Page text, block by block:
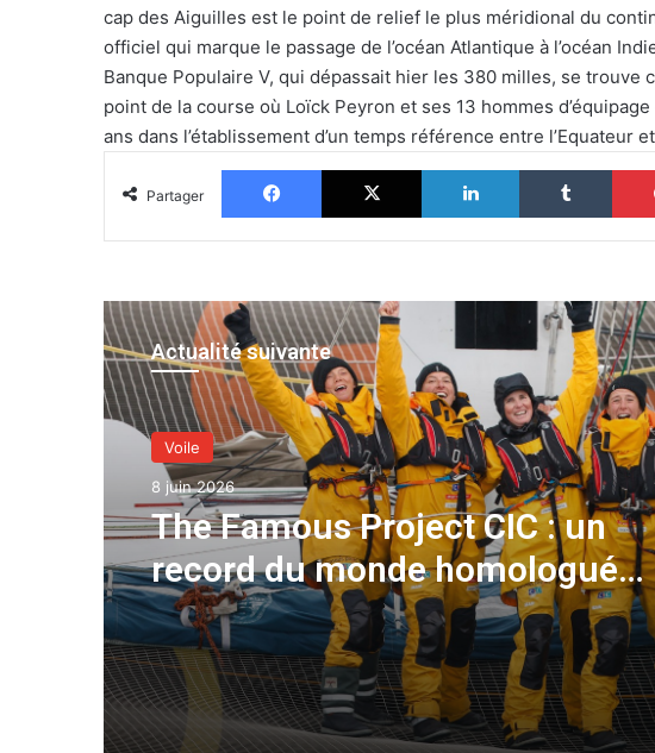
cap des Aiguilles est le point de relief le plus méridional du
officiel qui marque le passage de l’océan Atlantique à l’océan
Banque Populaire V, qui dépassait hier les 380 milles, se trouve
point de la course où Loïck Peyron et ses 13 hommes
ans dans l’établissement d’un temps référence entre l’Equateur
Partager
Facebook X Linkedin
Actualité suivante
Voile
8 juin 2026
The Famous Project CIC : un
record du monde homologué,
une aventure collective
soutenue par IDEC SPORT